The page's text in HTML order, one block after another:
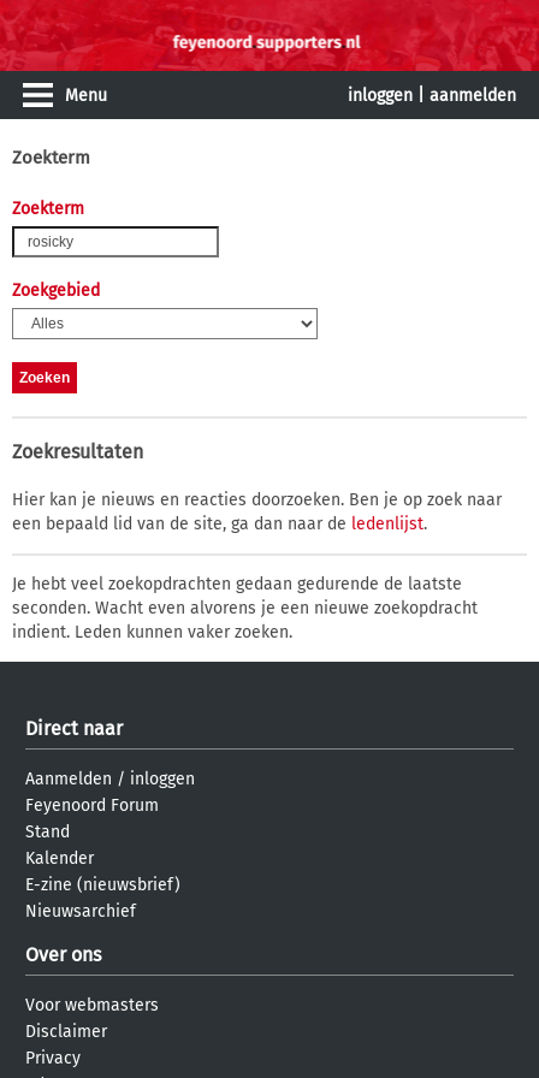
Menu inloggen aanmelden
Zoekterm
Zoekterm
Zoekgebied
Zoekresultaten
Hier kan je nieuws en reacties doorzoeken. Ben je op zoek naar
een bepaald lid van de site, ga dan naar de ledenlijst.
Je hebt veel zoekopdrachten gedaan gedurende de laatste
seconden. Wacht even alvorens je een nieuwe zoekopdracht
indient. Leden kunnen vaker zoeken.
Direct naar
Aanmelden / inloggen
Feyenoord Forum
Stand
Kalender
E-zine (nieuwsbrief)
Nieuwsarchief
Over ons
Voor webmasters
Disclaimer
Privacy